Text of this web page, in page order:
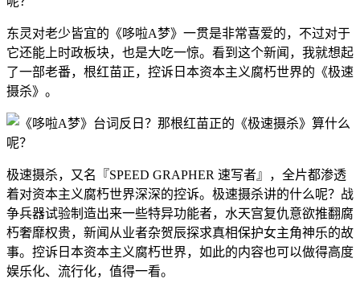
东灵对老少皆宜的《哆啦A梦》一贯是非常喜爱的，不过对于
它还能上时政板块，也是大吃一惊。看到这个新闻，我就想起
了一部老番，根红苗正，控诉日本资本主义腐朽世界的《极速
摄杀》。
极速摄杀，又名『SPEED GRAPHER 速写者』，全片都渗透
着对资本主义腐朽世界深深的控诉。极速摄杀讲的什么呢？战
争兵器试验制造出来一些特异功能者，水天宫复仇意欲推翻腐
朽奢靡权贵，新闻从业者杂贺辰探求真相保护女主角神乐的故
事。控诉日本资本主义腐朽世界，如此的内容也可以做得高度
娱乐化、流行化，值得一看。